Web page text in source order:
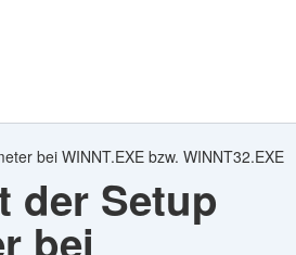
bei WINNT.EXE bzw. WINNT32.EXE
der Setup
bei